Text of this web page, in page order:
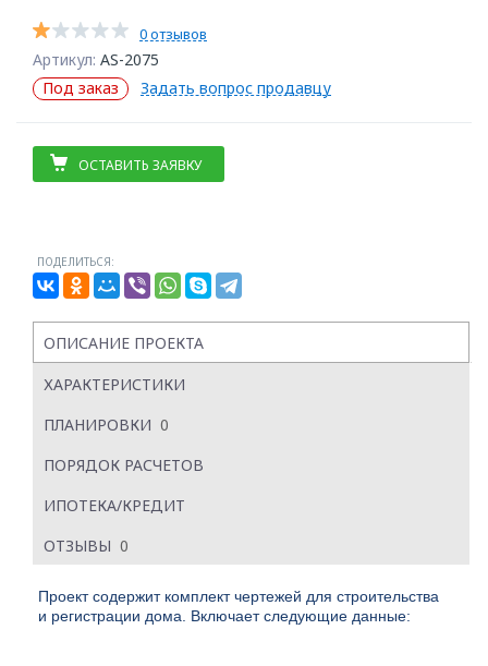
0 отзывов
Артикул: AS-2075
Под заказ
Задать вопрос продавцу
ОСТАВИТЬ ЗАЯВКУ
ПОДЕЛИТЬСЯ:
ОПИСАНИЕ ПРОЕКТА
ХАРАКТЕРИСТИКИ
ПЛАНИРОВКИ 0
ПОРЯДОК РАСЧЕТОВ
ИПОТЕКА/КРЕДИТ
ОТЗЫВЫ 0
Проект содержит комплект чертежей для строительства
и регистрации дома. Включает следующие данные: